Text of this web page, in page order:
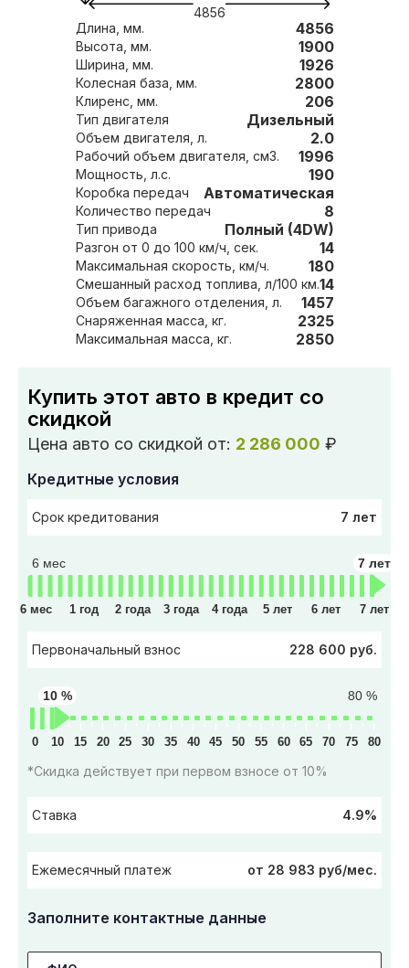
4856
Длина, мм. 4856
Высота, мм. 1900
Ширина, мм. 1926
Колесная база, мм. 2800
Клиренс, мм. 206
Тип двигателя Дизельный
Объем двигателя, л. 2.0
Рабочий объем двигателя, см3. 1996
Мощность, л.с. 190
Коробка передач Автоматическая
Количество передач 8
Тип привода Полный (4DW)
Разгон от 0 до 100 км/ч, сек. 14
Максимальная скорость, км/ч. 180
Смешанный расход топлива, л/100 км.14
Объем багажного отделения, л. 1457
Снаряженная масса, кг. 2325
Максимальная масса, кг. 2850
Купить этот авто в кредит со
скидкой
Цена авто со скидкой от: 2 286 000 ₽
Кредитные условия
Срок кредитования 7 лет
6 мес 7 лет
6 мес 1 год 2 года 3 года 4 года 5 лет 6 лет 7 лет
Первоначальный взнос 228 600 руб.
80 %
10 %
0 10 15 20 25 30 35 40 45 50 55 60 65 70 75 80
*Скидка действует при первом взносе от 10%
Ставка 4.9%
Ежемесячный платеж от 28 983 руб/мес.
Заполните контактные данные